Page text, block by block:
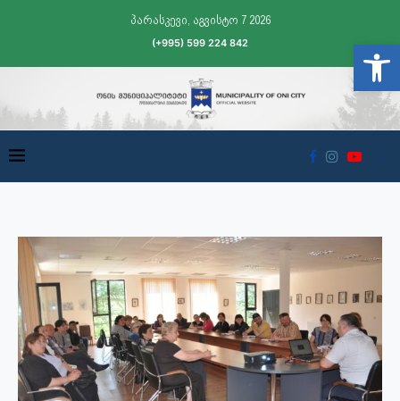
პარასკევი, აგვისტო 7 2026
(+995) 599 224 842